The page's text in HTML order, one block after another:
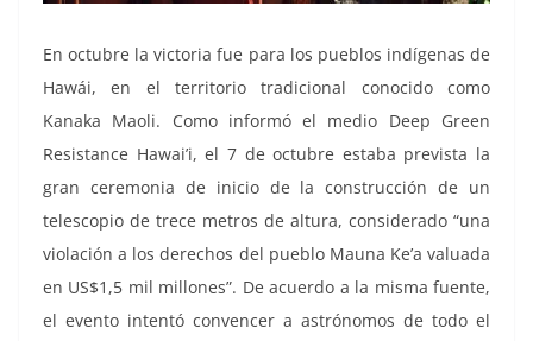
En octubre la victoria fue para los pueblos indígenas de
Hawái, en el territorio tradicional conocido como
Kanaka Maoli. Como informó el medio Deep Green
Resistance Hawai’i, el 7 de octubre estaba prevista la
gran ceremonia de inicio de la construcción de un
telescopio de trece metros de altura, considerado “una
violación a los derechos del pueblo Mauna Ke’a valuada
en US$1,5 mil millones”. De acuerdo a la misma fuente,
el evento intentó convencer a astrónomos de todo el